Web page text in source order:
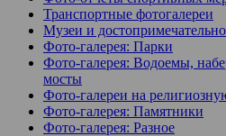
Транспортные фотогалереи
Музеи и
Фото-галерея: Парки
Фото-галерея: Водоемы,
мосты
Фото-галереи на
Фото-галерея: Памятники
Фото-галерея: Разное